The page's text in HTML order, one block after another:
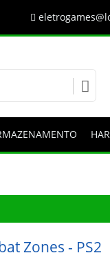
Zones - PS2